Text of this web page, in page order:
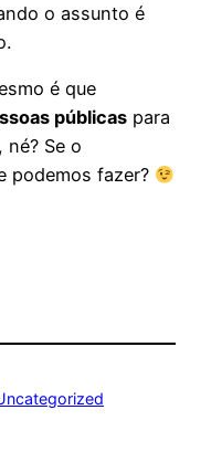
o assunto é
é que
públicas para
Se o
podemos fazer?